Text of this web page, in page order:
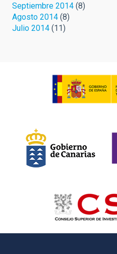
Septiembre 2014 (8)
Agosto 2014 (8)
Julio 2014 (11)